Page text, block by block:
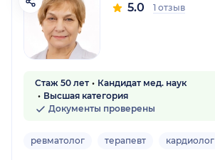
5.0 1 отзыв
Стаж 50 лет
Кандидат мед. наук
Высшая категория
Документы проверены
ревматолог терапевт кардиолог